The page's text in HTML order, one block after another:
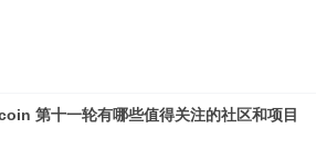
第十一轮有哪些值得关注的社区和项目